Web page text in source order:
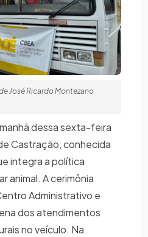
José Ricardo Montezano
dessa sexta-feira
Castração, conhecida
integra a política
animal. A cerimônia
Administrativo e
dos atendimentos
no veículo. Na